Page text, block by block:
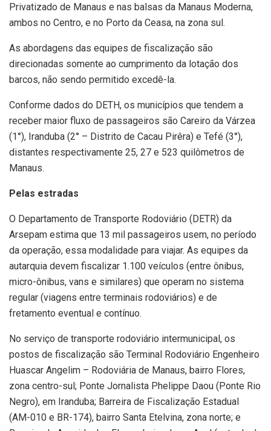
Privatizado de Manaus e nas balsas da Manaus Moderna,
ambos no Centro, e no Porto da Ceasa, na zona sul.
As abordagens das equipes de fiscalização são
direcionadas somente ao cumprimento da lotação dos
barcos, não sendo permitido excedê-la.
Conforme dados do DETH, os municípios que tendem a
receber maior fluxo de passageiros são Careiro da Várzea
(1°), Iranduba (2° – Distrito de Cacau Pirêra) e Tefé (3°),
distantes respectivamente 25, 27 e 523 quilômetros de
Manaus.
Pelas estradas
O Departamento de Transporte Rodoviário (DETR) da
Arsepam estima que 13 mil passageiros usem, no período
da operação, essa modalidade para viajar. As equipes da
autarquia devem fiscalizar 1.100 veículos (entre ônibus,
micro-ônibus, vans e similares) que operam no sistema
regular (viagens entre terminais rodoviários) e de
fretamento eventual e contínuo.
No serviço de transporte rodoviário intermunicipal, os
postos de fiscalização são Terminal Rodoviário Engenheiro
Huascar Angelim – Rodoviária de Manaus, bairro Flores,
zona centro-sul; Ponte Jornalista Phelippe Daou (Ponte Rio
Negro), em Iranduba; Barreira de Fiscalização Estadual
(AM-010 e BR-174), bairro Santa Etelvina, zona norte; e